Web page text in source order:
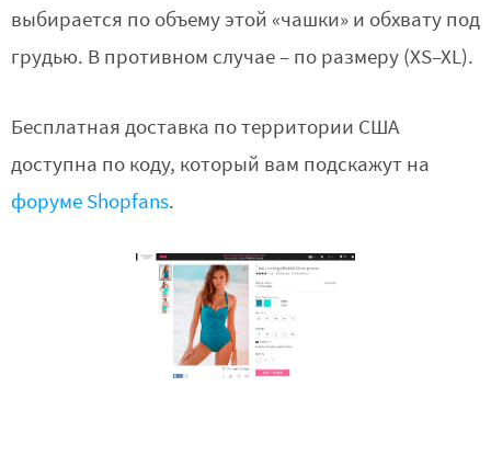
выбирается по объему этой «чашки» и обхвату под
грудью. В противном случае – по размеру (XS–XL).
Бесплатная доставка по территории США
доступна по коду, который вам подскажут на
форуме Shopfans.